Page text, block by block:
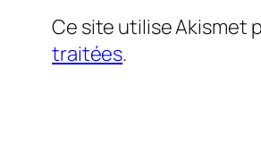
Ce site utilise Akismet
traitées.